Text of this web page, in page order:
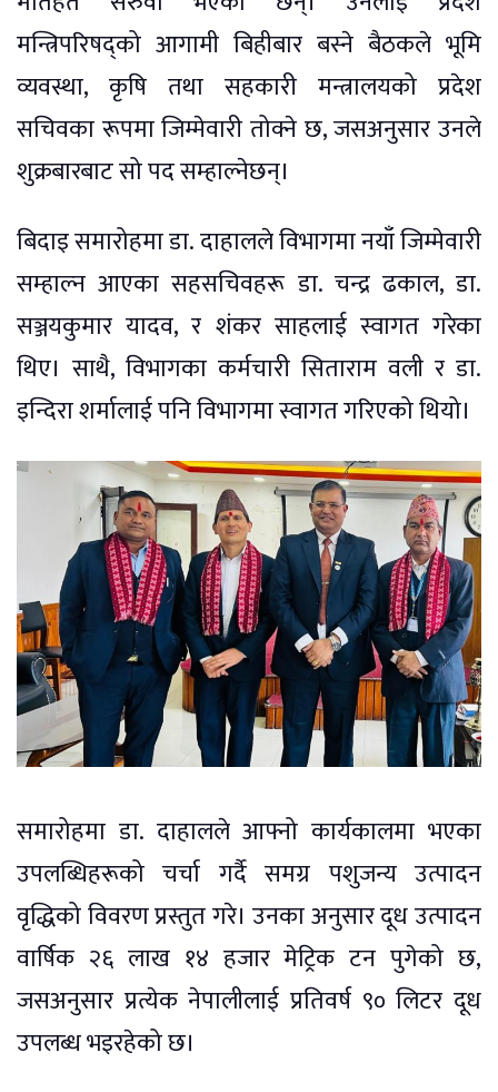
मन्त्रिपरिषद्को आगामी बिहीबार बस्ने बैठकले भूमि
व्यवस्था, कृषि तथा सहकारी मन्त्रालयको प्रदेश
सचिवका रूपमा जिम्मेवारी तोक्ने छ, जसअनुसार उनले
शुक्रबारबाट सो पद सम्हाल्नेछन्।
बिदाइ समारोहमा डा. दाहालले विभागमा नयाँ जिम्मेवारी
सम्हाल्न आएका सहसचिवहरू डा. चन्द्र ढकाल, डा.
सञ्जयकुमार यादव, र शंकर साहलाई स्वागत गरेका
थिए। साथै, विभागका कर्मचारी सिताराम वली र डा.
इन्दिरा शर्मालाई पनि विभागमा स्वागत गरिएको थियो।
समारोहमा डा. दाहालले आफ्नो कार्यकालमा भएका
उपलब्धिहरूको चर्चा गर्दै समग्र पशुजन्य उत्पादन
वृद्धिको विवरण प्रस्तुत गरे। उनका अनुसार दूध उत्पादन
वार्षिक २६ लाख १४ हजार मेट्रिक टन पुगेको छ,
जसअनुसार प्रत्येक नेपालीलाई प्रतिवर्ष ९० लिटर दूध
उपलब्ध भइरहेको छ।